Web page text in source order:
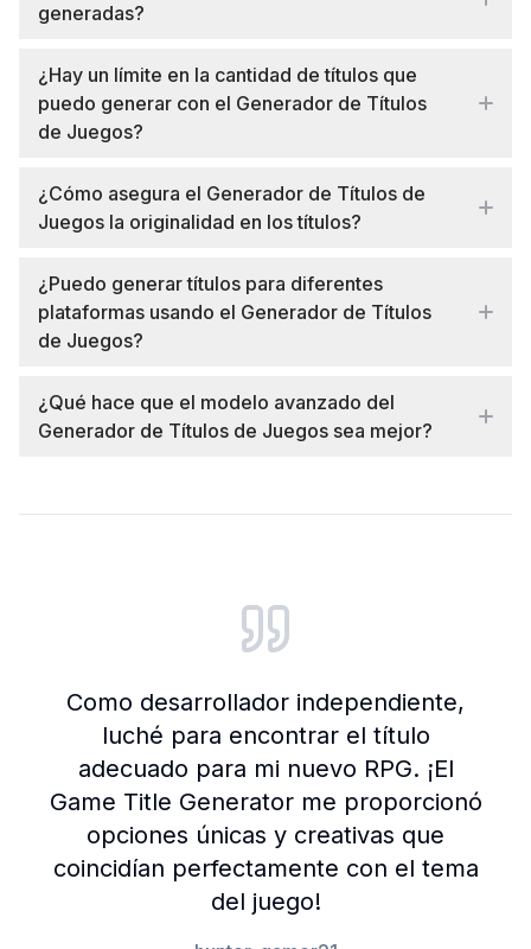
generadas?
¿Hay un límite en la cantidad de títulos que
puedo generar con el Generador de Títulos
de Juegos?
¿Cómo asegura el Generador de Títulos de
Juegos la originalidad en los títulos?
¿Puedo generar títulos para diferentes
plataformas usando el Generador de Títulos
de Juegos?
¿Qué hace que el modelo avanzado del
Generador de Títulos de Juegos sea mejor?
Como desarrollador independiente,
luché para encontrar el título
adecuado para mi nuevo RPG. ¡El
Game Title Generator me proporcionó
opciones únicas y creativas que
coincidían perfectamente con el tema
del juego!